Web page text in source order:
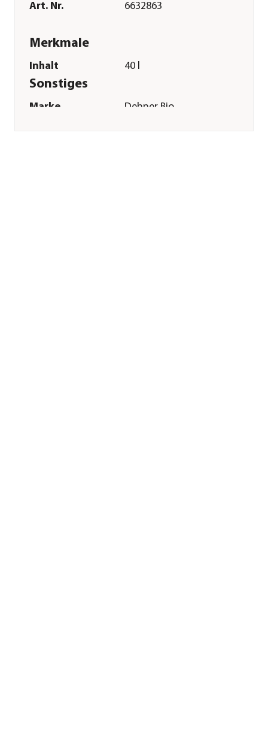
Art. Nr. 6632863
Merkmale
Inhalt 40 l
Sonstiges
Marke
Dehner Bio